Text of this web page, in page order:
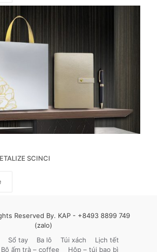
SCINCI
Reserved By. KAP - +8493 8899 749
(zalo)
Sổ tay Ba lô Túi xách
Lịch tết
Bộ ấm trà – coffee Hộp – túi bao bì